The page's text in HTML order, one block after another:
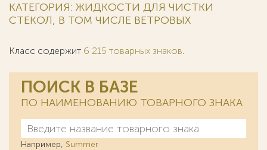
КАТЕГОРИЯ: ЖИДКОСТИ ДЛЯ ЧИСТКИ
СТЕКОЛ, В ТОМ ЧИСЛЕ ВЕТРОВЫХ
Класс содержит 6 215 товарных знаков.
ПОИСК В БАЗЕ
ПО НАИМЕНОВАНИЮ ТОВАРНОГО ЗНАКА
Например, Summer